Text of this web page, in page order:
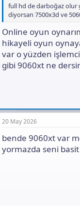
full hd de darboğaz olur
diyorsan 7500x3d ve
Online oyun
hikayeli oyun
var o yüzden
gibi 9060xt ne
20 May 2026
bende 9060xt var
yormazda seni